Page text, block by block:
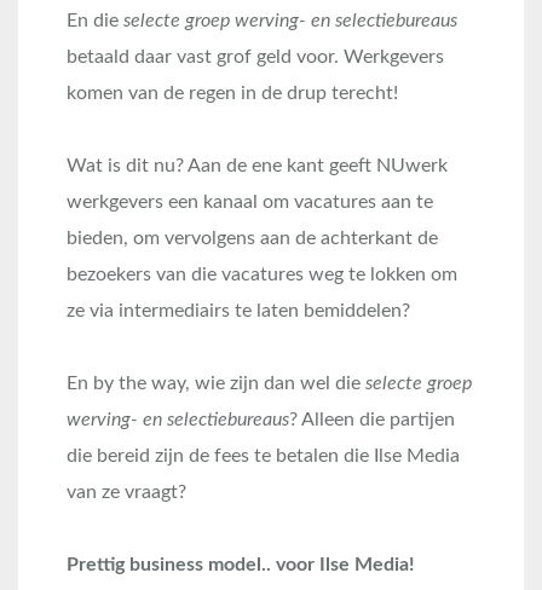
En die selecte groep werving- en selectiebureaus
betaald daar vast grof geld voor. Werkgevers
komen van de regen in de drup terecht!
Wat is dit nu? Aan de ene kant geeft NUwerk
werkgevers een kanaal om vacatures aan te
bieden, om vervolgens aan de achterkant de
bezoekers van die vacatures weg te lokken om
ze via intermediairs te laten bemiddelen?
En by the way, wie zijn dan wel die selecte groep
werving- en selectiebureaus? Alleen die partijen
die bereid zijn de fees te betalen die Ilse Media
van ze vraagt?
Prettig business model.. voor Ilse Media!